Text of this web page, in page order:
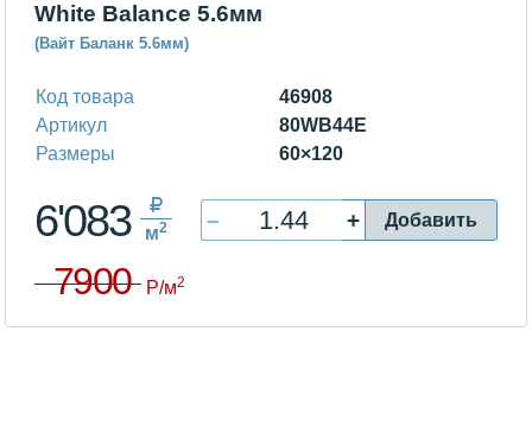
White Balance 5.6мм
(Вайт Баланк 5.6мм)
Код товара
46908
Артикул
80WB44E
Размеры
60×120
6'083 м2 – + Добавить
7900 P/м2